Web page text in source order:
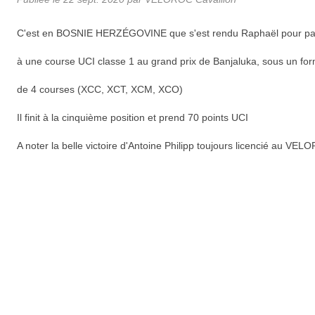
C'est en BOSNIE HERZÉGOVINE que s'est rendu Raphaël pour
à une course UCI classe 1 au grand prix de Banjaluka, sous un
de 4 courses (XCC, XCT, XCM, XCO)
Il finit à la cinquième position et prend 70 points UCI
A noter la belle victoire d'Antoine Philipp toujours licencié au